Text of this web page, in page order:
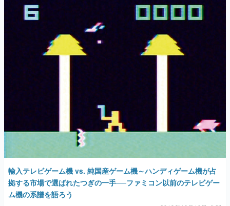
輸入テレビゲーム機 vs. 純国産ゲーム機～ハンディゲーム機が占
拠する市場で選ばれたつぎの一手──ファミコン以前のテレビゲー
ム機の系譜を語ろう